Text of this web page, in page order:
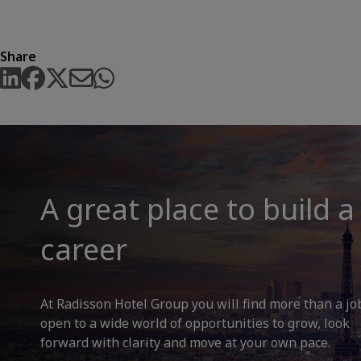
Share
A great place to build a
career
At Radisson Hotel Group you will find more than a
open to a wide world of opportunities to grow, look
forward with clarity and move at your own pace.